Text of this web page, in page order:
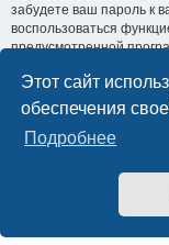
Этот сайт
обеспечения
Подробнее
забудете ваш пароль к
воспользоваться
предусмотренной
необходимо ввести
программное
вашей учётной записи.
Создано на